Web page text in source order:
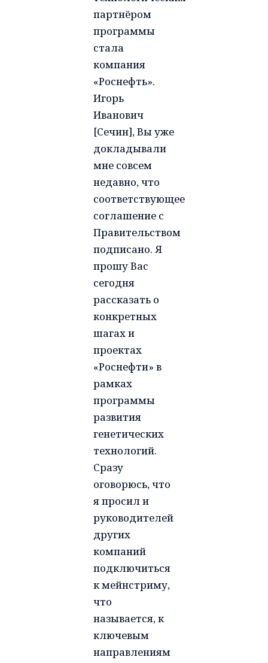
партнёром
программы
стала
компания
«Роснефть».
Игорь
Иванович
[Сечин], Вы уже
докладывали
мне совсем
недавно, что
соответствующее
соглашение с
Правительством
подписано. Я
прошу Вас
сегодня
рассказать о
конкретных
шагах и
проектах
«Роснефти» в
рамках
программы
развития
генетических
технологий.
Сразу
оговорюсь, что
я просил и
руководителей
других
компаний
подключиться
к мейнстриму,
что
называется, к
ключевым
направлениям